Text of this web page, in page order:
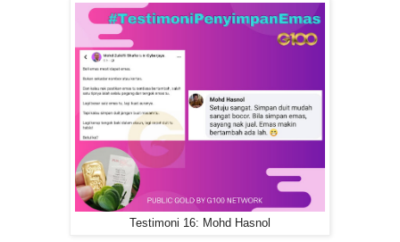
Testimoni 16: Mohd Hasnol